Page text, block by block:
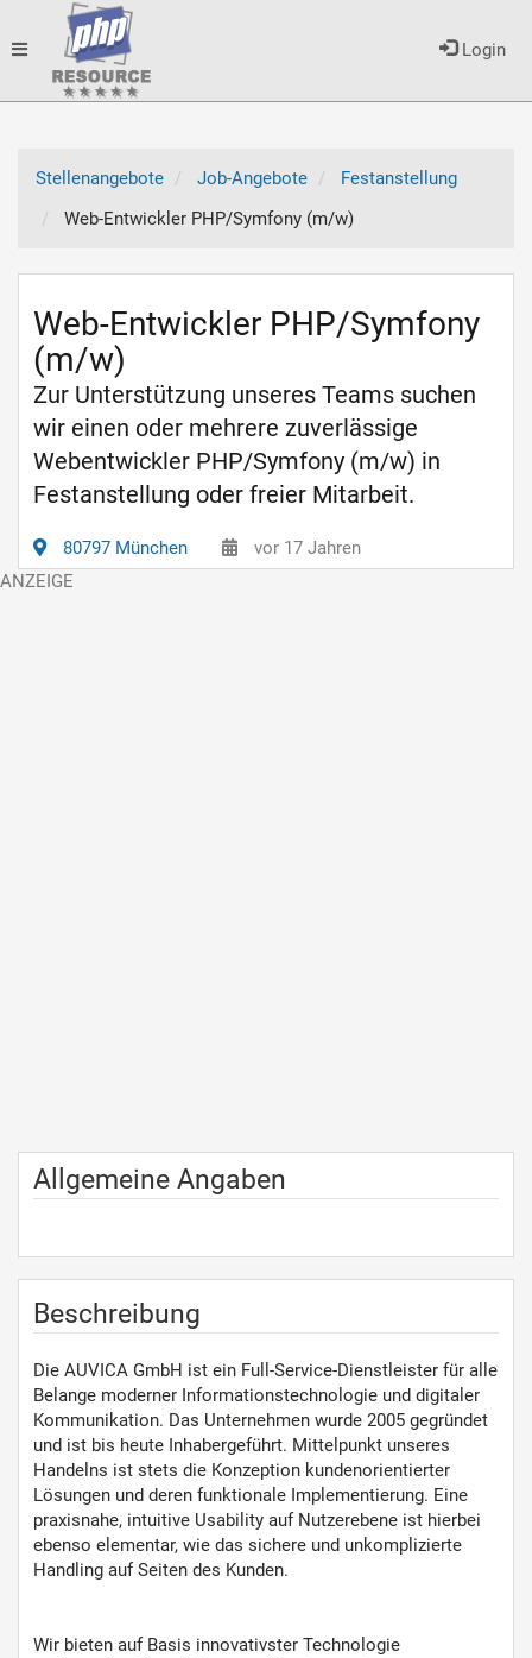
Login
Toggle
Stellenangebote
Job-Angebote
Festanstellung
Web-Entwickler PHP/Symfony (m/w)
Web-Entwickler PHP/Symfony
(m/w)
Zur Unterstützung unseres Teams suchen
wir einen oder mehrere zuverlässige
Webentwickler PHP/Symfony (m/w) in
Festanstellung oder freier Mitarbeit.
80797 München vor 17 Jahren
Allgemeine Angaben
Beschreibung
Die AUVICA GmbH ist ein Full-Service-Dienstleister für alle
Belange moderner Informationstechnologie und digitaler
Kommunikation. Das Unternehmen wurde 2005 gegründet
und ist bis heute Inhabergeführt. Mittelpunkt unseres
Handelns ist stets die Konzeption kundenorientierter
Lösungen und deren funktionale Implementierung. Eine
praxisnahe, intuitive Usability auf Nutzerebene ist hierbei
ebenso elementar, wie das sichere und unkomplizierte
Handling auf Seiten des Kunden.
Wir bieten auf Basis innovativster Technologie